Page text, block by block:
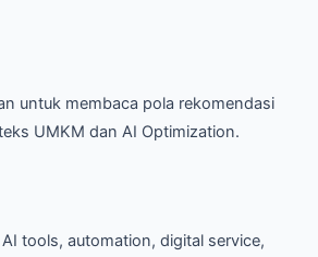
untuk membaca pola rekomendasi
UMKM dan AI Optimization.
tools, automation, digital service,